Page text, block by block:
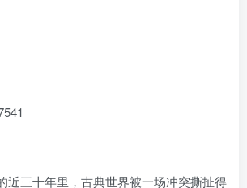
近三十年里，古典世界被一场冲突撕扯得